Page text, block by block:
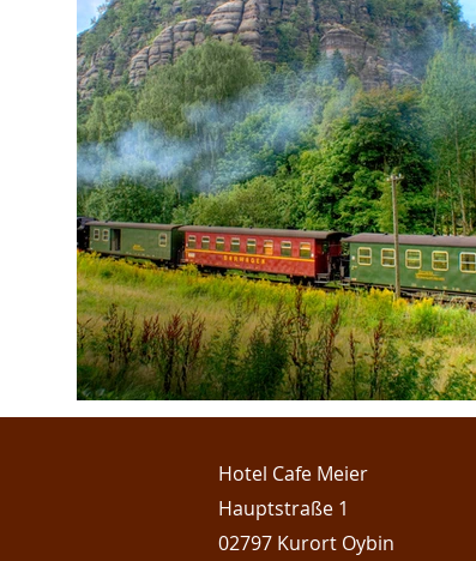
Hotel Cafe Meier
Hauptstraße 1
02797 Kurort Oybin